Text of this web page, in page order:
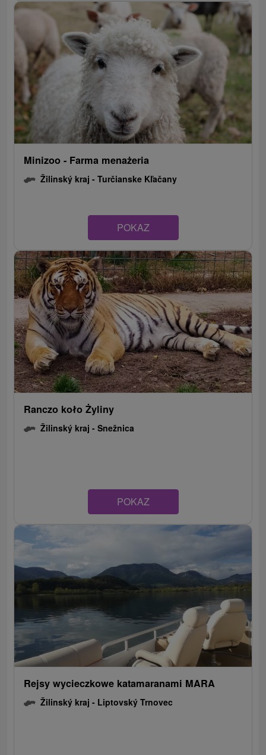
Minizoo - Farma menażeria
Žilinský kraj -Turčianske Kľačany
POKAZ
Ranczo koło Żyliny
Žilinský kraj -Snežnica
POKAZ
Rejsy wycieczkowe katamaranami MARA
Žilinský kraj - Liptovský Trnovec